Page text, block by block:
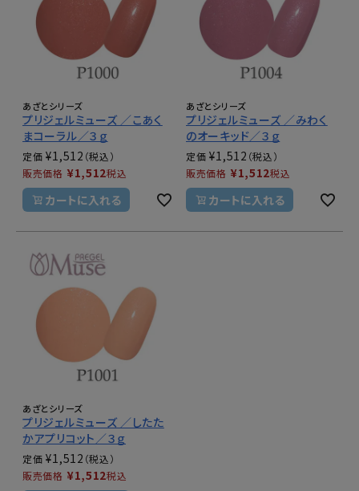
あざとシリーズ
プリジェルミューズ ／こあく
まコーラル／３ｇ
定価 ¥1,512
販売価格 ¥1,512税込
カートに入れる
あざとシリーズ
プリジェルミューズ ／みわく
のオーキッド／３ｇ
定価 ¥1,512
販売価格 ¥1,512税込
カートに入れる
あざとシリーズ
プリジェルミューズ ／したた
かアプリコット／３ｇ
定価 ¥1,512
販売価格 ¥1,512税込